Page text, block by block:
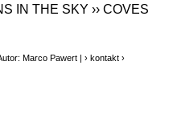
IN THE SKY ›› COVES
Marco Pawert |› kontakt ›